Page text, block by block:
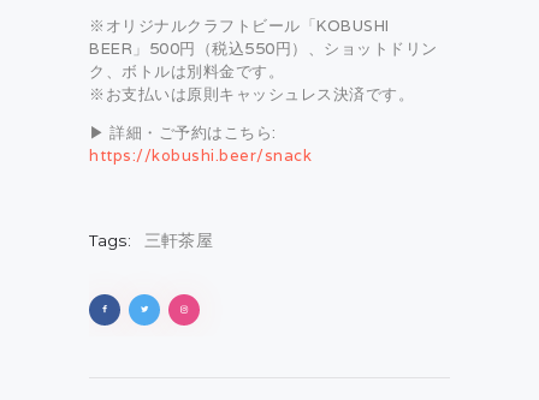
※オリジナルクラフトビール「KOBUSHI
BEER」500円（税込550円）、ショットドリン
ク、ボトルは別料金です。
※お支払いは原則キャッシュレス決済です。
▶ 詳細・ご予約はこちら:
https://kobushi.beer/snack
Tags: 三軒茶屋